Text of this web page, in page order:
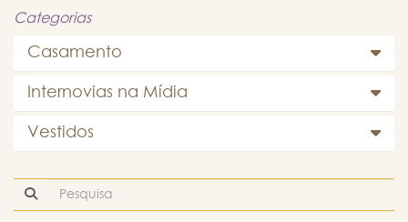
Categorias
Casamento
Internovias na Mídia
Vestidos